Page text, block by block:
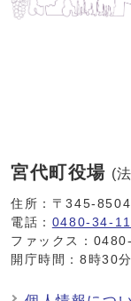
宮代町役場 (
住所：〒345-
電話： 0480-34-
ファックス：
開庁時間：8時30